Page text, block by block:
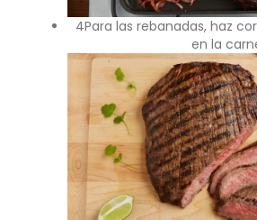
4Para las rebanadas, haz
en la